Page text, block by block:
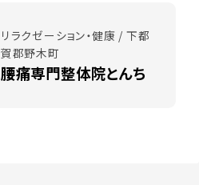
リラクゼーション・健康 / 下都
賀郡野木町
腰痛専門整体院とんち